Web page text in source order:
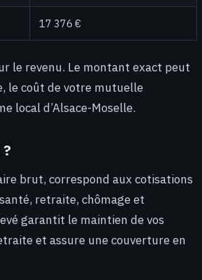
17 376 €
le revenu. Le montant exact peut
le coût de votre mutuelle
local d’Alsace-Moselle.
brut, correspond aux cotisations
retraite, chômage et
garantit le maintien de vos
et assure une couverture en